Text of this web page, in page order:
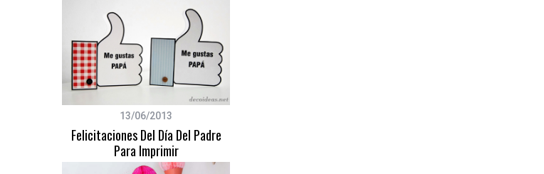
13/06/2013
Felicitaciones Del Día Del Padre
Para Imprimir